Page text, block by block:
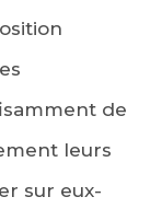
de
leurs
sur eux-